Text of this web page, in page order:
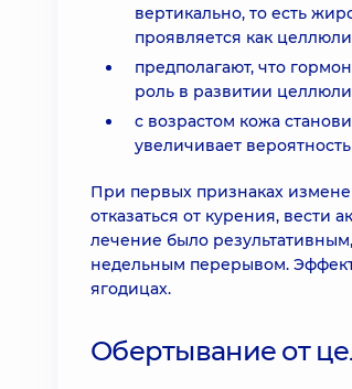
вертикально, то есть
проявляется как
предполагают, что
роль в развитии
с возрастом кожа
увеличивает
При первых признаках
отказаться от курения, вести
лечение было
недельным перерывом. Эффект
ягодицах.
Обертывание от